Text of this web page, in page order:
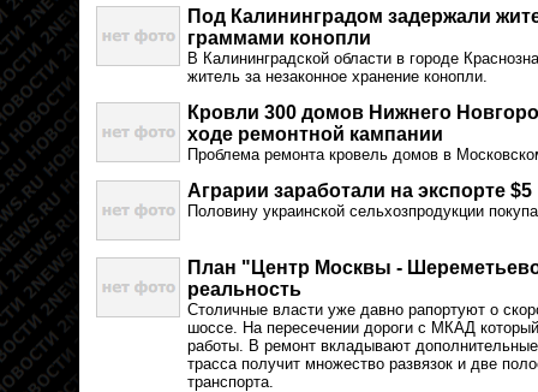
Под Калининградом задержали
граммами конопли
В Калининградской области в городе
житель за незаконное хранение конопли.
Кровли 300 домов Нижнего
ходе ремонтной кампании
Проблема ремонта кровель домов в
Аграрии заработали на экспорте
Половину украинской сельхозпродукции
План "Центр Москвы -
реальность
Столичные власти уже давно рапортуют о
шоссе. На пересечении дороги с МКАД
работы. В ремонт вкладывают
трасса получит множество развязок и две
транспорта.